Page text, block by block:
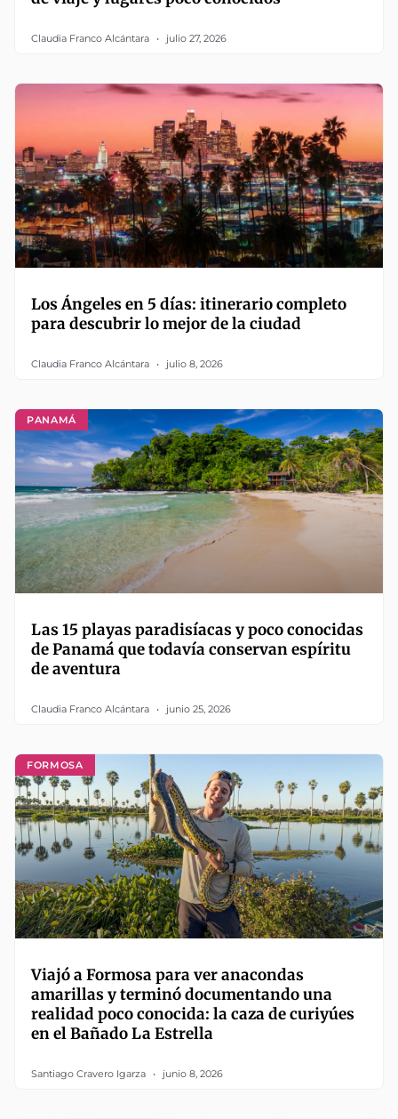
Claudia Franco Alcántara julio 27, 2026
Los Ángeles en 5 días: itinerario completo
para descubrir lo mejor de la ciudad
Claudia Franco Alcántara julio 8, 2026
PANAMÁ
Las 15 playas paradisíacas y poco conocidas
de Panamá que todavía conservan espíritu
de aventura
Claudia Franco Alcántara junio 25, 2026
FORMOSA
Viajó a Formosa para ver anacondas
amarillas y terminó documentando una
realidad poco conocida: la caza de curiyúes
en el Bañado La Estrella
Santiago Cravero Igarza junio 8, 2026